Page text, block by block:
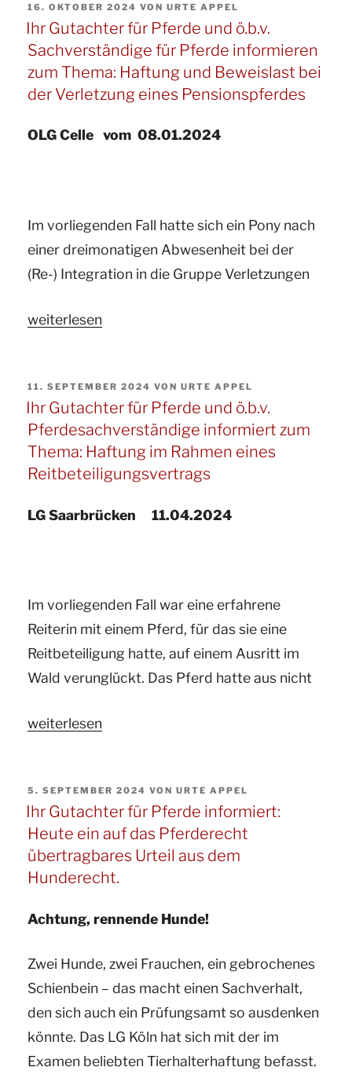
Pferde
und
ö.b.v.
Sachverständige
Pferde
Eine
durch
Überweidung
Grasnarbe
Bundesbodenschutzgesetz
(BBodSchG).“
VERÖFFENTLICHT
AM
16. OKTOBER 2024 VONURTE APPEL
Ihr Gutachter für Pferde und ö.b.v.
Sachverständige für Pferde informieren
zum Thema: Haftung und Beweislast bei
der Verletzung eines Pensionspferdes
OLG Celle vom 08.01.2024
Im vorliegenden Fall hatte sich ein Pony nach
einer dreimonatigen Abwesenheit bei der
(Re-) Integration in die Gruppe Verletzungen
„Ihr
Pferde
und
ö.b.v.
Sachverständige
Pferde
Haftung
und
Beweislast
bei
Verletzung
weiterlesen
VERÖFFENTLICHT
AM
11. SEPTEMBER 2024 VONURTE APPEL
Ihr Gutachter für Pferde und ö.b.v.
Pferdesachverständige informiert zum
Thema: Haftung im Rahmen eines
Reitbeteiligungsvertrags
LG Saarbrücken 11.04.2024
Im vorliegenden Fall war eine erfahrene
Reiterin mit einem Pferd, für das sie eine
Reitbeteiligung hatte, auf einem Ausritt im
Wald verunglückt. Das Pferd hatte aus nicht
„Ihr
Pferde
und
ö.b.v.
Pferdesachverständige
zum
Haftung
im
Rahmen
eines
Reitbeteiligungsvertrags“
weiterlesen
VERÖFFENTLICHT
AM
5. SEPTEMBER 2024 VONURTE APPEL
Ihr Gutachter für Pferde informiert:
Heute ein auf das Pferderecht
übertragbares Urteil aus dem
Hunderecht.
Achtung, rennende Hunde!
Zwei Hunde, zwei Frauchen, ein gebrochenes
Schienbein – das macht einen Sachverhalt,
den sich auch ein Prüfungsamt so ausdenken
könnte. Das LG Köln hat sich mit der im
Examen beliebten Tierhalterhaftung befasst.